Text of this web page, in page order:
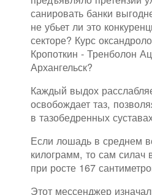
санировать банки
не убьет ли это
секторе? Курс
Кропоткин - Тренболон
Архангельск?
Каждый выдох
освобождает таз,
в тазобедренных
Если лошадь в среднем
килограмм, то сам силач
при росте 167
Этот мессенджер